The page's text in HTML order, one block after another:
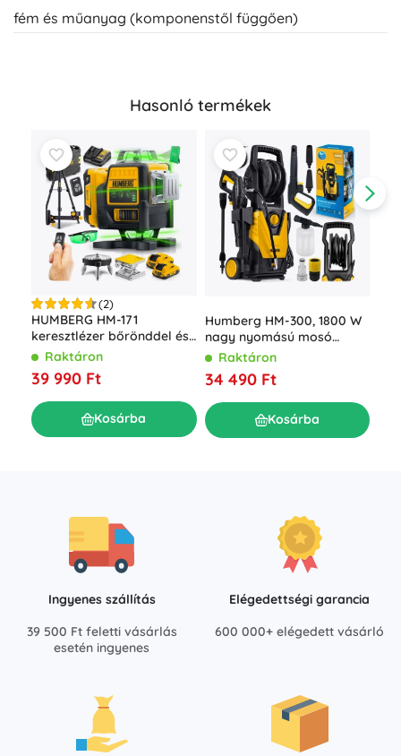
fém és műanyag (komponenstől függően)
Hasonló termékek
(2)
HUMBERG HM-171
keresztlézer bőrönddel és
állvánnyal, 4D 16 vonal,
Raktáron
39 990 Ft
Kosárba
Humberg HM-300, 1800 W
nagy nyomású mosó
feltekerhető tömlővel, 230
Raktáron
34 490 Ft
Kosárba
Ingyenes szállítás
39 500 Ft feletti vásárlás
esetén ingyenes
Elégedettségi garancia
600 000+ elégedett vásárló